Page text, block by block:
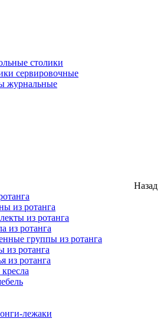
столики
сервировочные
журнальные
Назад
из ротанга
из ротанга
из ротанга
группы из ротанга
из ротанга
из ротанга
лежаки